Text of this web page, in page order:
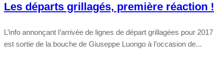
Les départs grillagés, première réaction !
L’info annonçant l’arrivée de lignes de départ grillagées pour 2017
est sortie de la bouche de Giuseppe Luongo à l’occasion de...